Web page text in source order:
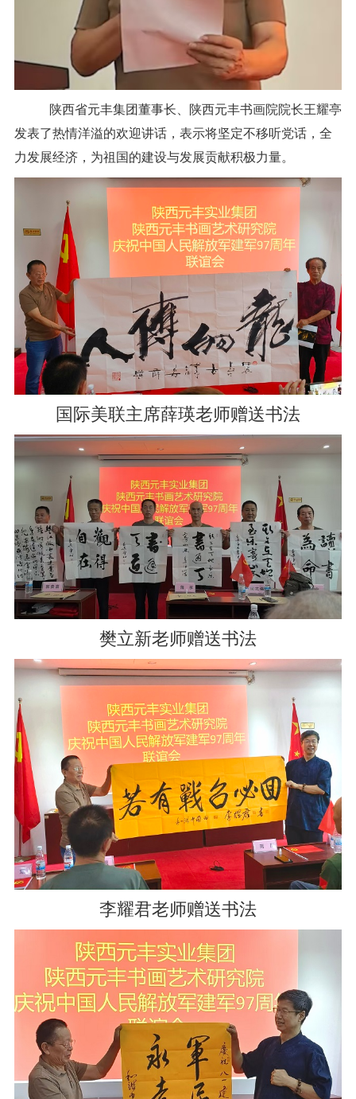
陕西省元丰集团董事长、陕西元丰书画院院长王耀亭
发表了热情洋溢的欢迎讲话，表示将坚定不移听党话，全
力发展经济，为祖国的建设与发展贡献积极力量。
国际美联主席薛瑛老师赠送书法
樊立新老师赠送书法
李耀君老师赠送书法